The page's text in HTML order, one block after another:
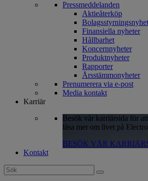
Pressmeddelanden
Aktieåterköp
Finansiella nyheter
Hållbarhet
Koncernnyheter
Produktnyheter
Rapporter
Årsstämmonyheter
Prenumerera via e-post
Media kontakt
Karriär
Besök vår karriärsida för
läsa mer om livet på
BESÖK VÅR
Kontakt
Search
for: